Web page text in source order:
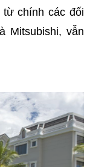
chính các đối
Mitsubishi, vẫn